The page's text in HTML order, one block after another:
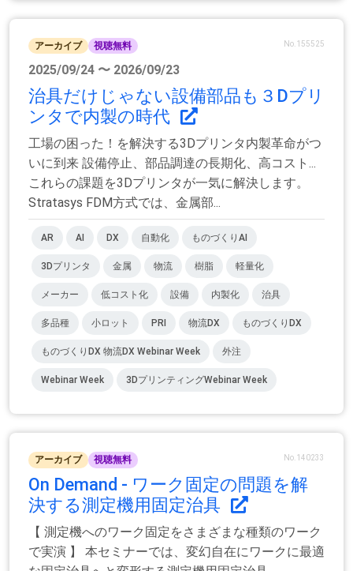
アーカイブ 視聴無料 No.155525
2025/09/24 〜 2026/09/23
治具だけじゃない設備部品も３Dプリ
ンタで内製の時代
工場の困った！を解決する3Dプリンタ内製革命がつ
いに到来 設備停止、部品調達の長期化、高コスト...
これらの課題を3Dプリンタが一気に解決します。
Stratasys FDM方式では、金属部...
AR AI DX 自動化 ものづくりAI
3Dプリンタ 金属 物流 樹脂 軽量化
メーカー 低コスト化 設備 内製化 治具
多品種 小ロット PRI 物流DX ものづくりDX
ものづくりDX 物流DX Webinar Week 外注
Webinar Week 3DプリンティングWebinar Week
アーカイブ 視聴無料 No.140233
On Demand - ワーク固定の問題を解
決する測定機用固定治具
【 測定機へのワーク固定をさまざまな種類のワーク
で実演 】 本セミナーでは、変幻自在にワークに最適